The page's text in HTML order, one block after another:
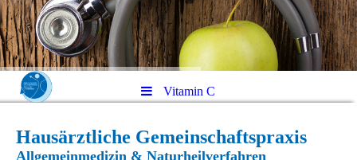
Vitamin C
Hausärztliche Gemeinschaftspraxis
Allgemeinmedizin & Naturheilverfahren